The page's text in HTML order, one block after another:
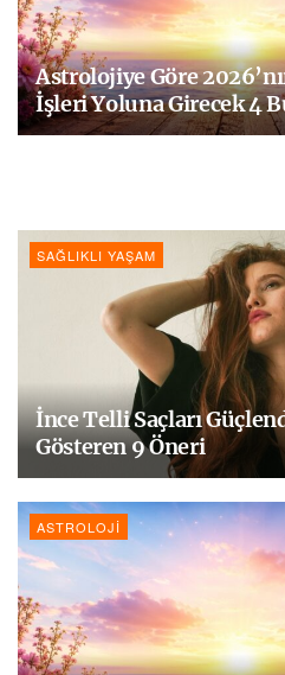
Astrolojiye Göre
İşleri Yoluna Girecek 4
SAĞLIKLI YAŞAM
İnce Telli Saçları
Gösteren 9 Öneri
ASTROLOJI